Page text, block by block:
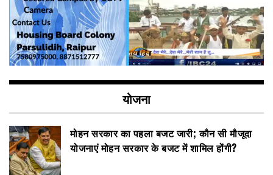
योजना
मोहन सरकार का पहला बजट जारी; कौन सी मौजूदा
योजनाएं मोहन सरकार के बजट में शामिल होंगी?